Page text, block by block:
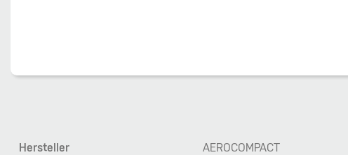
Hersteller AEROCOMPACT